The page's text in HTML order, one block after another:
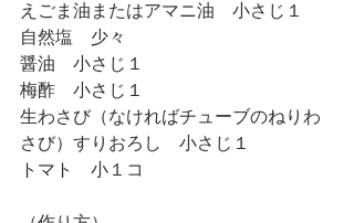
えごま油またはアマニ油　小さじ１
自然塩　少々
醤油　小さじ１
梅酢　小さじ１
生わさび（なければチューブのねりわ
さび）すりおろし　小さじ１
トマト　小１コ